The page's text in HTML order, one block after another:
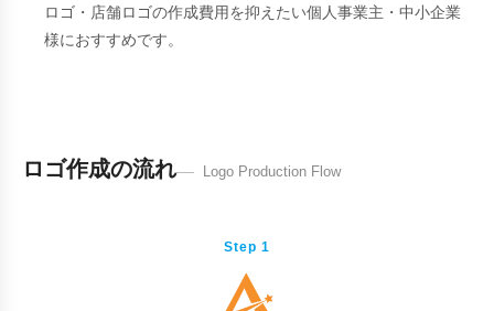
ロゴ・店舗ロゴの作成費用を抑えたい個人事業主・中小企業
様におすすめです。
ロゴ作成の流れ Logo Production Flow
Step 1